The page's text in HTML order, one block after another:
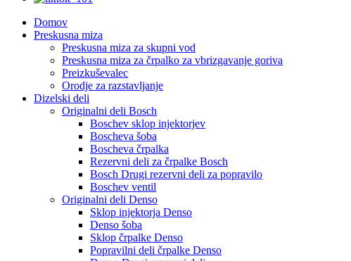
Domov
Preskusna miza
Preskusna miza za skupni vod
Preskusna miza za črpalko za vbrizgavanje goriva
Preizkuševalec
Orodje za razstavljanje
Dizelski deli
Originalni deli Bosch
Boschev sklop injektorjev
Boscheva šoba
Boscheva črpalka
Rezervni deli za črpalke Bosch
Bosch Drugi rezervni deli za popravilo
Boschev ventil
Originalni deli Denso
Sklop injektorja Denso
Denso šoba
Sklop črpalke Denso
Popravilni deli črpalke Denso